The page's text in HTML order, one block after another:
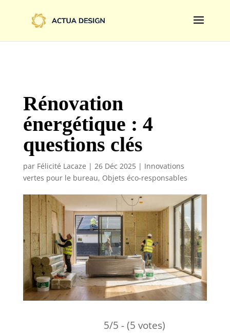
family=Limelight&display=swap');
Rénovation
énergétique : 4
questions clés
par Félicité Lacaze | 26 Déc 2025| Innovations
vertes pour le bureau, Objets éco-responsables
5/5 - (5 votes)